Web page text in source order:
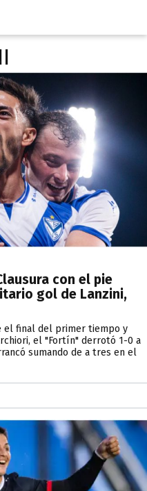
con el pie
gol de Lanzini,
el final del primer tiempo y
el "Fortín" derrotó 1-0 a
sumando de a tres en el